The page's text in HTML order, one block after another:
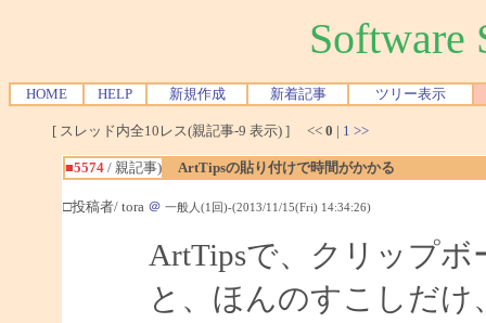
Software
HOME HELP 新規作成 新着記事 ツリー表示
[ スレッド内全10レス(親記事-9 表示) ] << 0 | 1 >>
■5574/ 親記事) ArtTipsの貼り付けで時間がかかる
□投稿者/ tora ＠ 一般人(1回)-(2013/11/15(Fri) 14:34:26)
ArtTipsで、クリップ
と、ほんのすこしだ